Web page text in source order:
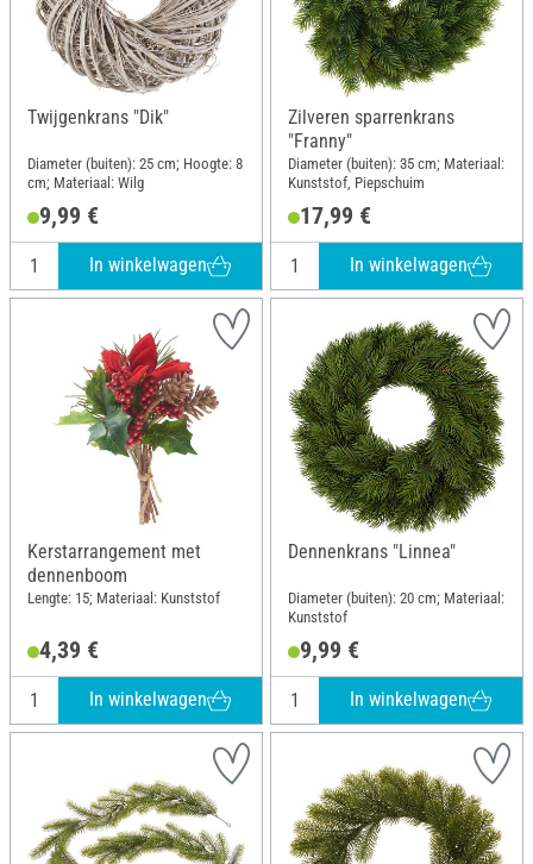
Twijgenkrans "Dik"
Diameter (buiten): 25 cm; Hoogte: 8
cm; Materiaal: Wilg
9,99 €
In winkelwagen
Zilveren sparrenkrans
"Franny"
Diameter (buiten): 35 cm; Materiaal:
Kunststof, Piepschuim
17,99 €
In winkelwagen
Kerstarrangement met
dennenboom
Lengte: 15; Materiaal: Kunststof
4,39 €
In winkelwagen
Dennenkrans "Linnea"
Diameter (buiten): 20 cm; Materiaal:
Kunststof
9,99 €
In winkelwagen